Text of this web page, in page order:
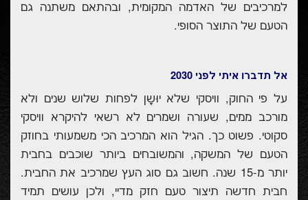
למרכיבים של האדמה המקומית, ובהתאם משתנה גם
הטעם של התוצר הסופי.
אל תדברו איתי לפני 2030
על פי החוק, וויסקי שלא יוּשָן לפחות שלוש שנים ולא
מורכב ממים, שעורה ושמרים לא רשאי להיקרא וויסקי
סקוטי. פשוט כך. הגיל הוא המרכיב הכי משמעותי בחוזק
הטעם של המשקה, והמשובחים ביותר שוכבים בחבית
יותר מ-15 שנה. חשוב גם סוג העץ שמרכיב את החבית.
חבית חדשה תיצור טעם חזק מדיי, ולכן עושים תמיד